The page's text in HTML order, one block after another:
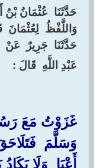
‏حَدَّثَنَا ‏ ‏عُثْمَانُ بْنُ
‏وَاللَّفْظُ ‏ ‏لِعُثْمَانَ
‏حَدَّثَنَا ‏ ‏جَرِيرٌ
عَبْدِ اللَّهِ ‏ ‏قَالَ :
غَزَوْتُ مَعَ
وَسَلَّمَ
‏أَعْيَا ‏ ‏وَلَا